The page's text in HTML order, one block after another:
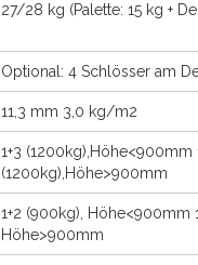
27/28 kg (Palette: 15 kg +
Optional: 4 Schlösser am
11,3 mm 3,0 kg/m2
1+3 (1200kg),Höhe<900mm
(1200kg),Höhe>900mm
1+2 (900kg), Höhe<900mm
Höhe>900mm